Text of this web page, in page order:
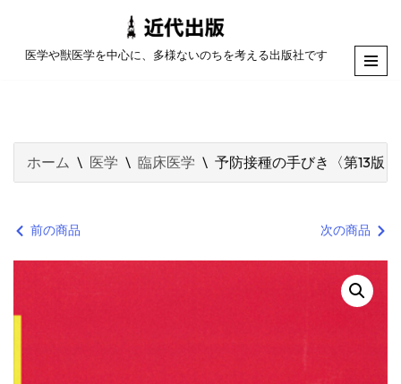
コ
ツ
へ
医学や獣医学を中心に、多様ないのちを考える出版社です
ホーム \ 医学 \ 臨床医学 \ 予防接種の手びき〈第13版〉
前の商品 次の商品